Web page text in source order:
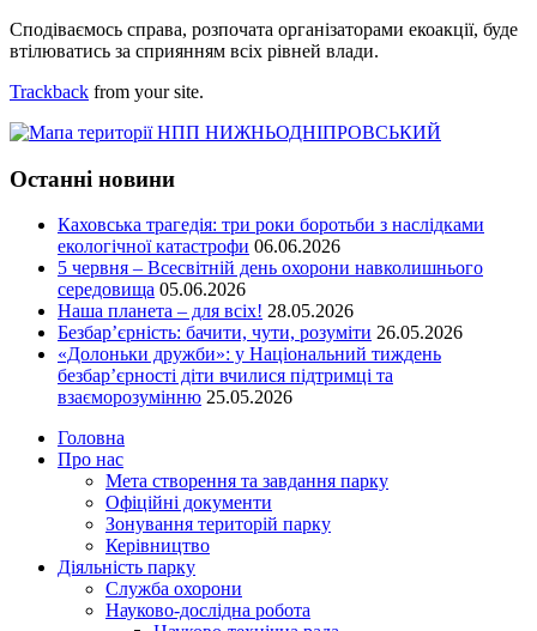
Сподіваємось справа, розпочата організаторами екоакції, буде
втілюватись за сприянням всіх рівней влади.
Trackback from your site.
Останні новини
Каховська трагедія: три роки боротьби з наслідками
екологічної катастрофи 06.06.2026
5 червня – Всесвітній день охорони навколишнього
середовища 05.06.2026
Наша планета – для всіх! 28.05.2026
Безбар’єрність: бачити, чути, розуміти 26.05.2026
«Долоньки дружби»: у Національний тиждень
безбар’єрності діти вчилися підтримці та
взаєморозумінню 25.05.2026
Головна
Про нас
Мета створення та завдання парку
Офіційні документи
Зонування територій парку
Керівництво
Діяльність парку
Служба охорони
Науково-дослідна робота